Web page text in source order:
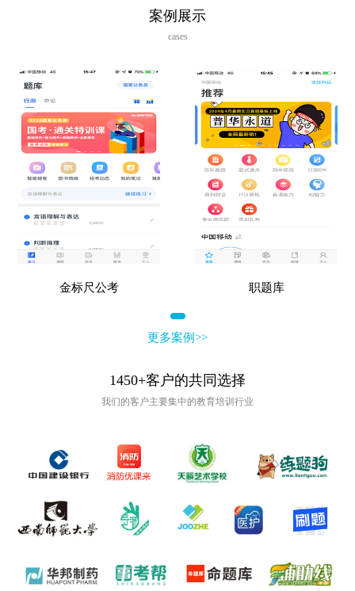
案例展示
cases
金标尺公考 职题库
更多案例>>
1450+客户的共同选择
我们的客户主要集中的教育培训行业